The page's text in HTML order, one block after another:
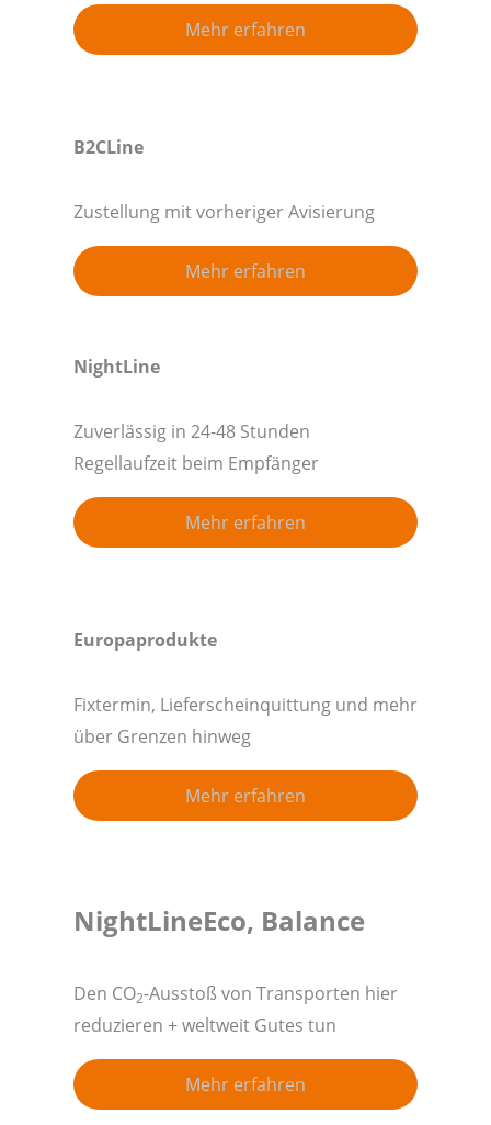
Mehr erfahren
B2CLine
Zustellung mit vorheriger Avisierung
Mehr erfahren
NightLine
Zuverlässig in 24-48 Stunden
Regellaufzeit beim Empfänger
Mehr erfahren
Europaprodukte
Fixtermin, Lieferscheinquittung und mehr
über Grenzen hinweg
Mehr erfahren
NightLineEco, Balance
Den CO2-Ausstoß von Transporten hier
reduzieren + weltweit Gutes tun
Mehr erfahren